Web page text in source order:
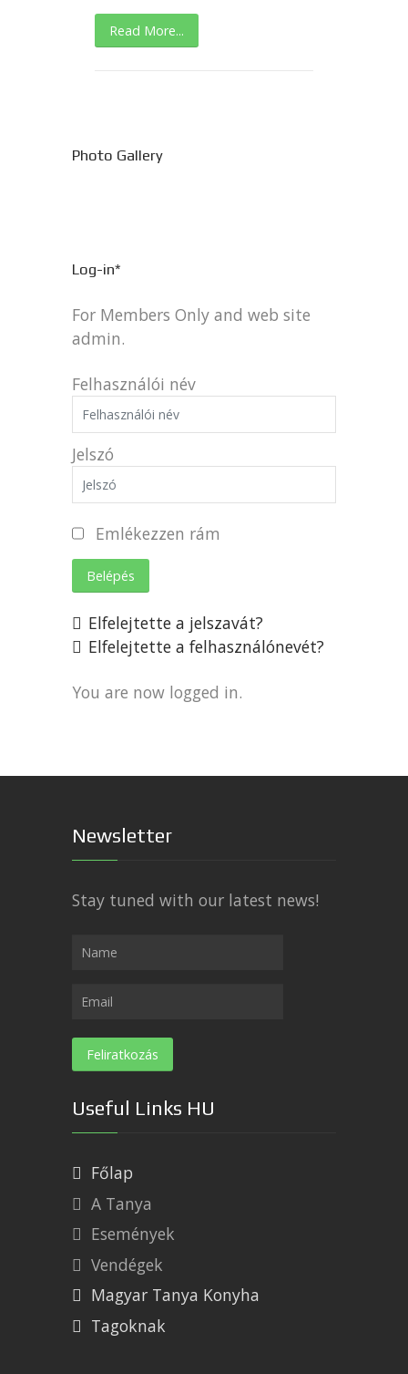
Read More...
Photo Gallery
Log-in*
For Members Only and web site
admin.
Felhasználói név
Jelszó
Emlékezzen rám
Belépés
Elfelejtette a jelszavát?
Elfelejtette a felhasználónevét?
You are now logged in.
Newsletter
Stay tuned with our latest news!
Useful Links HU
Főlap
A Tanya
Események
Vendégek
Magyar Tanya Konyha
Tagoknak